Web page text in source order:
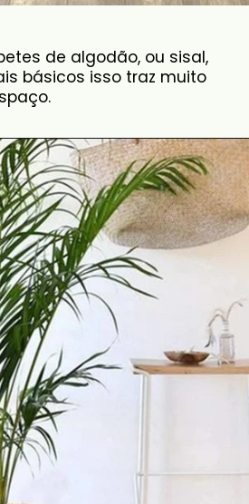
de algodão, ou sisal,
básicos isso traz muito